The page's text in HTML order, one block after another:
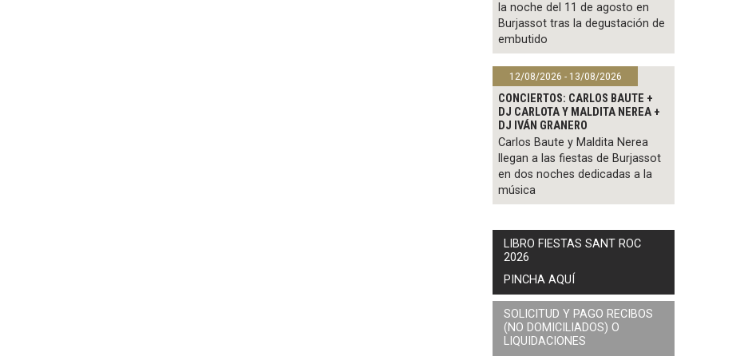
la noche del 11 de agosto en
Burjassot tras la degustación de
embutido
12/08/2026 - 13/08/2026
CONCIERTOS: CARLOS BAUTE +
DJ CARLOTA Y MALDITA NEREA +
DJ IVÁN GRANERO
Carlos Baute y Maldita Nerea
llegan a las fiestas de Burjassot
en dos noches dedicadas a la
música
LIBRO FIESTAS SANT ROC
2026
PINCHA AQUÍ
SOLICITUD Y PAGO RECIBOS
(NO DOMICILIADOS) O
LIQUIDACIONES